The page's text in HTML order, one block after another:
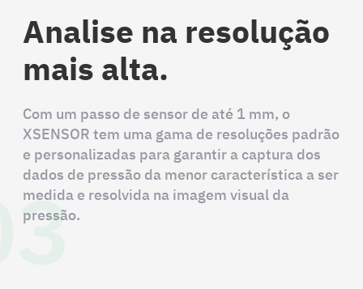
Analise na resolução
mais alta.
Com um passo de sensor de até 1 mm, o
XSENSOR tem uma gama de resoluções padrão
e personalizadas para garantir a captura dos
dados de pressão da menor característica a ser
medida e resolvida na imagem visual da
pressão.